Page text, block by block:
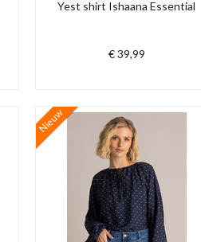
Yest shirt Ishaana Essential
€ 39,99
Nieuw